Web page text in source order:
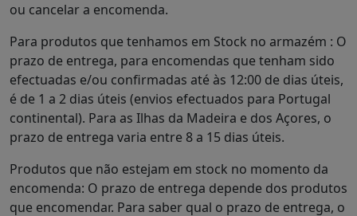
ou cancelar a encomenda.
Para produtos que tenhamos em Stock no armazém : O
prazo de entrega, para encomendas que tenham sido
efectuadas e/ou confirmadas até às 12:00 de dias úteis,
é de 1 a 2 dias úteis (envios efectuados para Portugal
continental). Para as Ilhas da Madeira e dos Açores, o
prazo de entrega varia entre 8 a 15 dias úteis.
Produtos que não estejam em stock no momento da
encomenda: O prazo de entrega depende dos produtos
que encomendar. Para saber qual o prazo de entrega, o